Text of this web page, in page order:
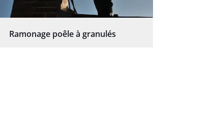
Ramonage poêle à granulés